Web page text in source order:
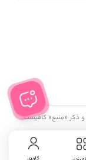
کاربری
و ذکر «منبع» کافیست.